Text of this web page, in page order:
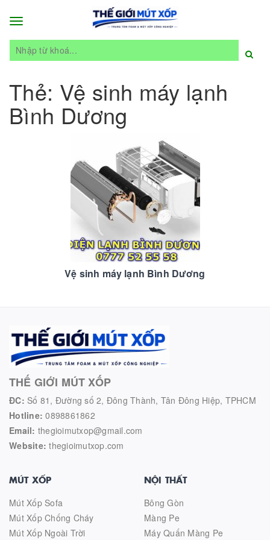
Toggle
Thẻ: Vệ sinh máy lạnh
Bình Dương
Vệ sinh máy lạnh Bình Dương
THẾ GIỚI MÚT XỐP
ĐC: Số 81, Đường số 2, Đông Thành, Tân Đông Hiệp, TPHCM
Hotline: 0898861862
Email: thegioimutxop@gmail.com
Website: thegioimutxop.com
MÚT XỐP
Mút Xốp Sofa
Mút Xốp Chống Cháy
Mút Xốp Ngoài Trời
NỘI THẤT
Bông Gòn
Màng Pe
Máy Quấn Màng Pe